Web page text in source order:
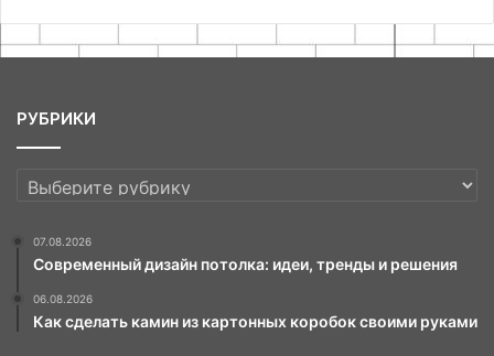
РУБРИКИ
РУБРИКИ
07.08.2026
Современный дизайн потолка: идеи, тренды и решения
06.08.2026
Как сделать камин из картонных коробок своими руками